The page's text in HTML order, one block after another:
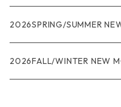
R1
R1エア
ウィメンズ
R1
ジャケット・アウター
★★★
レインウェアー
2026SPRING/SUMMER
2026FALL/WINTER NEW